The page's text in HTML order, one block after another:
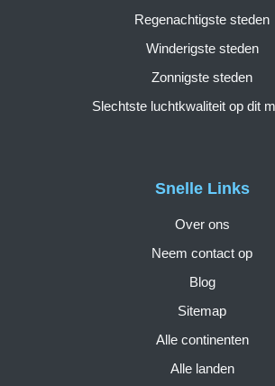
Snelle Links
Over ons
Neem contact op
Blog
Sitemap
Alle continenten
Alle landen
Regenachtigste steden
Winderigste steden
Zonnigste steden
Slechtste luchtkwaliteit op dit